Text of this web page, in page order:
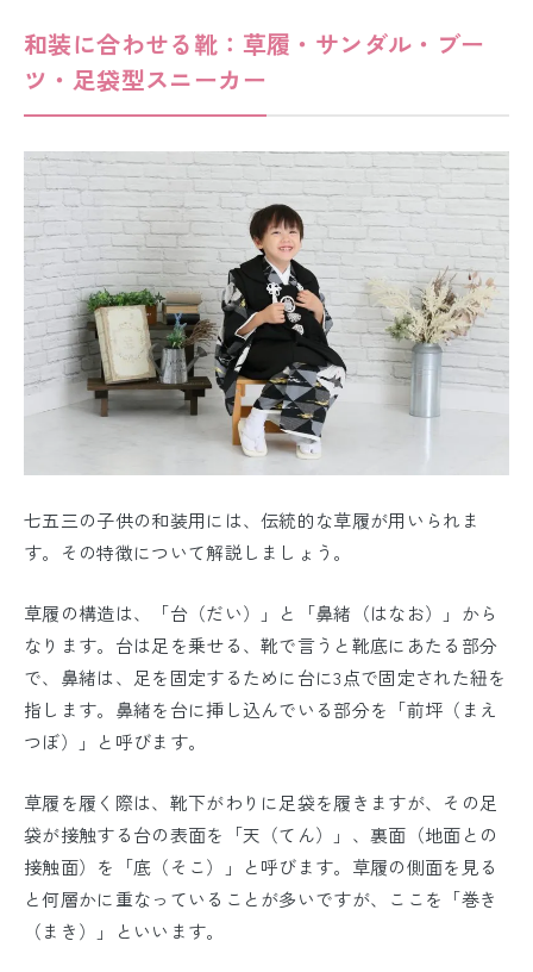
和装に合わせる靴：草履 ・サンダル・ブー
ツ・ 足袋型スニーカー
七五三の子供の和装用には、伝統的な草履が用いられま
す。その特徴について解説しましょう。
草履の構造は、「台（だい）」と「鼻緒（はなお）」から
なります。台は足を乗せる、靴で言うと靴底にあたる部分
で、鼻緒は、足を固定するために台に3点で固定された紐を
指します。鼻緒を台に挿し込んでいる部分を「前坪（まえ
つぼ）」と呼びます。
草履を履く際は、靴下がわりに足袋を履きますが、その足
袋が接触する台の表面を「天（てん）」、裏面（地面との
接触面）を「底（そこ）」と呼びます。草履の側面を見る
と何層かに重なっていることが多いですが、ここを「巻き
（まき）」といいます。